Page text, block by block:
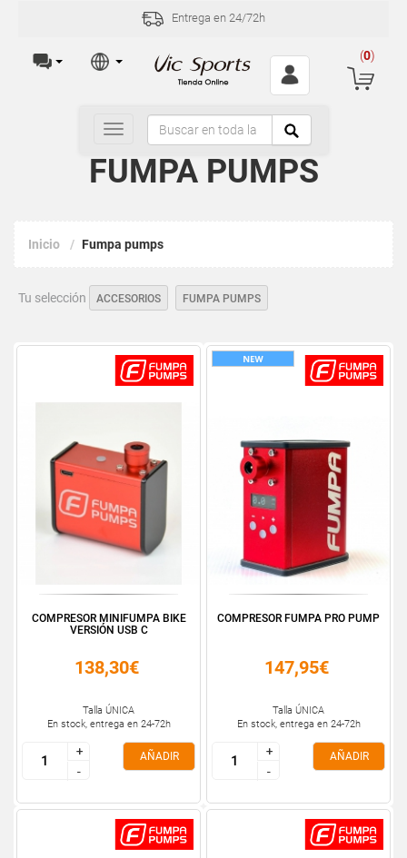
Entrega en 24/72h
(0)
Toggle
navigation
FUMPA PUMPS
Inicio Fumpa pumps
Tu selección ACCESORIOS FUMPA PUMPS
COMPRESOR MINIFUMPA BIKE
VERSIÓN USB C
138,30€
Talla ÚNICA
En stock, entrega en 24-72h
+
-
+
-
AÑADIR
COMPRESOR FUMPA PRO PUMP
147,95€
Talla ÚNICA
En stock, entrega en 24-72h
+
-
+
-
AÑADIR